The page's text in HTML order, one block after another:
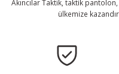
Akıncılar Taktik, taktik
ülkemize